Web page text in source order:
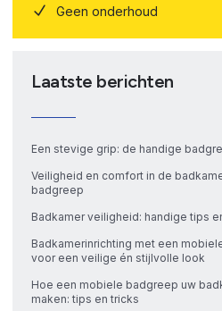
Geen onderhoud
Laatste berichten
Een stevige grip: de handige
Veiligheid en comfort in de
badgreep
Badkamer veiligheid: handige tips
Badkamerinrichting met een
voor een veilige én stijlvolle look
Hoe een mobiele badgreep uw
maken: tips en tricks